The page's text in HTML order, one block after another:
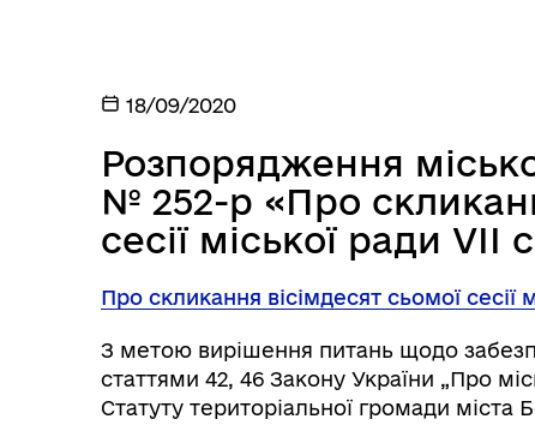
18/09/2020
Розпорядження
№ 252-р «Про
сесії міської ради VIІ
Про скликання вісімдесят сьомої сесії
З метою вирішення питань щодо
статтями 42, 46 Закону України „Про
Статуту територіальної громади міста